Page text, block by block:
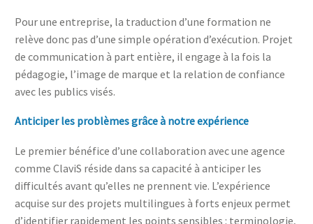
Pour une entreprise, la traduction d’une formation ne
relève donc pas d’une simple opération d’exécution. Projet
de communication à part entière, il engage à la fois la
pédagogie, l’image de marque et la relation de confiance
avec les publics visés.
Anticiper les problèmes grâce à notre expérience
Le premier bénéfice d’une collaboration avec une agence
comme ClaviS réside dans sa capacité à anticiper les
difficultés avant qu’elles ne prennent vie. L’expérience
acquise sur des projets multilingues à forts enjeux permet
d’identifier rapidement les points sensibles : terminologie,